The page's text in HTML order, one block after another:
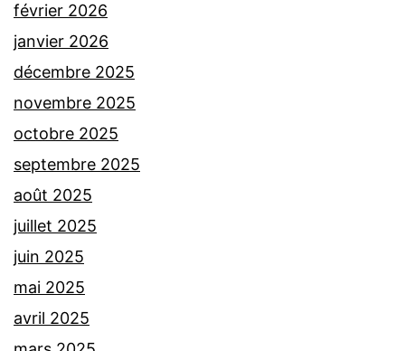
février 2026
janvier 2026
décembre 2025
novembre 2025
octobre 2025
septembre 2025
août 2025
juillet 2025
juin 2025
mai 2025
avril 2025